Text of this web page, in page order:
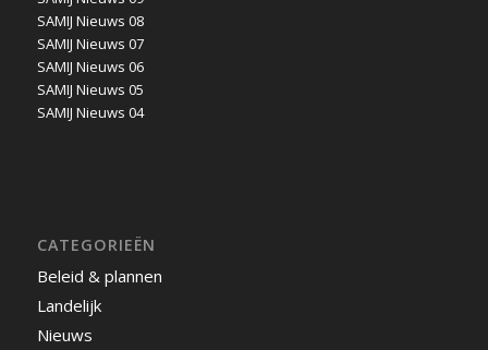
SAMIJ Nieuws 08
SAMIJ Nieuws 07
SAMIJ Nieuws 06
SAMIJ Nieuws 05
SAMIJ Nieuws 04
CATEGORIEËN
Beleid & plannen
Landelijk
Nieuws